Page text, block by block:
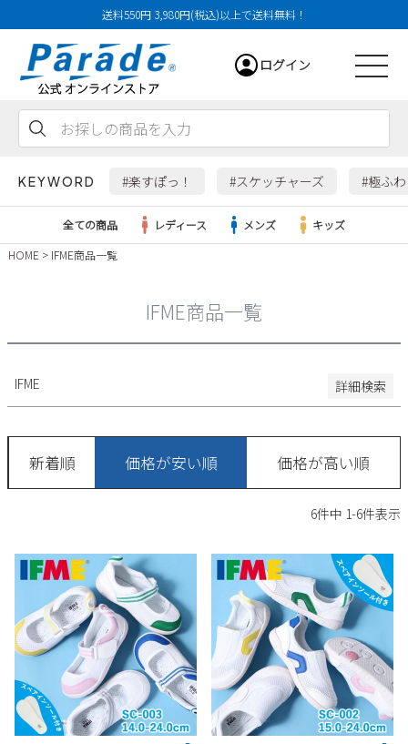
送料550円 3,980円(税込)以上で送料無料！
ログイン
KEYWORD #楽すぽっ！ #スケッチャーズ #極ふ
レインシューズ
スニーカー
ローファー
カジュアルシューズ
ワークシューズ
ブーツ
すべての商品
サンダル
スニーカー
ビジネス・ドレスシューズ
ローファー
カジュアルシューズ
レインシューズ
スニーカー
スクール
フォーマル
すべての商品
レディース新入荷
メンズ新入荷
キッズ新入荷
すべての商品
レディースSALE
メンズSALE
バッグ
すべての商品
リュック
雑貨
詳細検索
全ての商品 レディース メンズ
キッズ
HOME
IFME商品一覧
IFME商品一覧
IFME 詳細検索
29cm
29.5cm
31cm
32cm
特徴
防水・撥水
検索
新着順 価格が安い順 価格が高い順
6件中 1-6件表示